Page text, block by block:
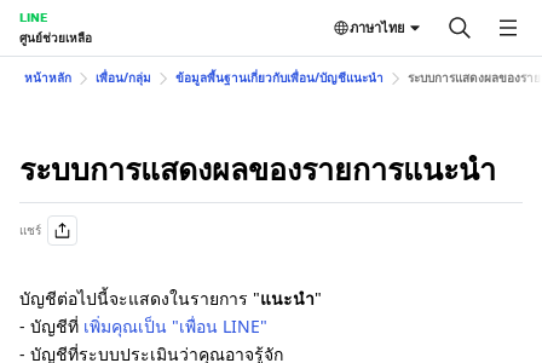
LINE
ศูนย์ช่วยเหลือ
ภาษาไทย
หน้าหลัก เพื่อน/กลุ่ม ข้อมูลพื้นฐานเกี่ยวกับเพื่อน/บัญชีแนะนำ ระบบการแสดงผลของรา
ระบบการแสดงผลของรายการแนะนำ
แชร์
บัญชีต่อไปนี้จะแสดงในรายการ "แนะนำ"
- บัญชีที่ เพิ่มคุณเป็น "เพื่อน LINE"
- บัญชีที่ระบบประเมินว่าคุณอาจรู้จัก